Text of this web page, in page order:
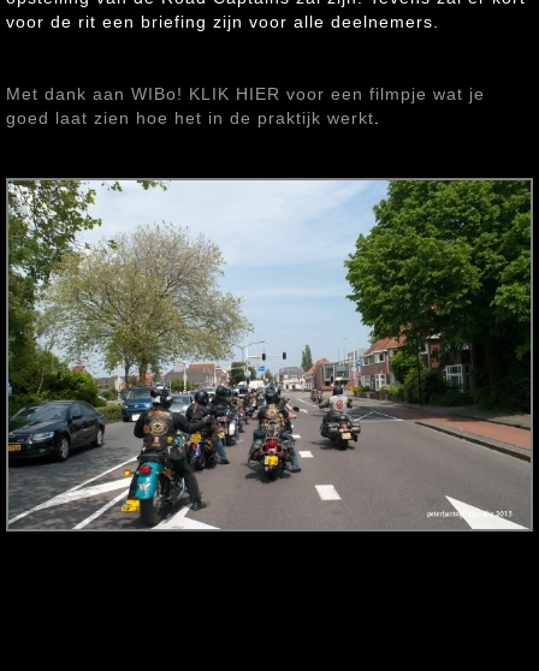
voor de rit een briefing zijn voor alle deelnemers.
Met dank aan WIBo! KLIK HIER voor een filmpje wat je
goed laat zien hoe het in de praktijk werkt